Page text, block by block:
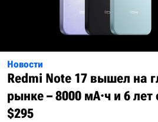
Новости
Redmi Note 17 вышел на
рынке – 8000 мА·ч и 6
$295